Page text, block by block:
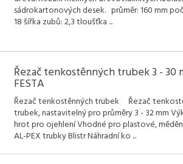
sádrokartonových desek. průměr: 160 mm
18 šířka zubů: 2,3 tloušťka ...
Řezač tenkostěnných trubek 3 - 30
FESTA
Řezač tenkostěnných trubek Řezač
trubek, nastavitelný pro průměry 3 - 32 mm
hrot pro ojehlení Vhodné pro plastové,
AL-PEX trubky Blistr Náhradní ko ...